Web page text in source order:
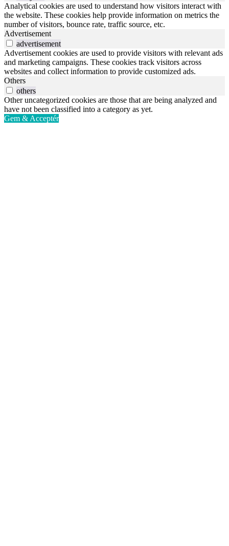
Analytical cookies are used to understand how visitors interact with
the website. These cookies help provide information on metrics the
number of visitors, bounce rate, traffic source, etc.
Advertisement
advertisement
Advertisement cookies are used to provide visitors with relevant ads
and marketing campaigns. These cookies track visitors across
websites and collect information to provide customized ads.
Others
others
Other uncategorized cookies are those that are being analyzed and
have not been classified into a category as yet.
Gem & Acceptér